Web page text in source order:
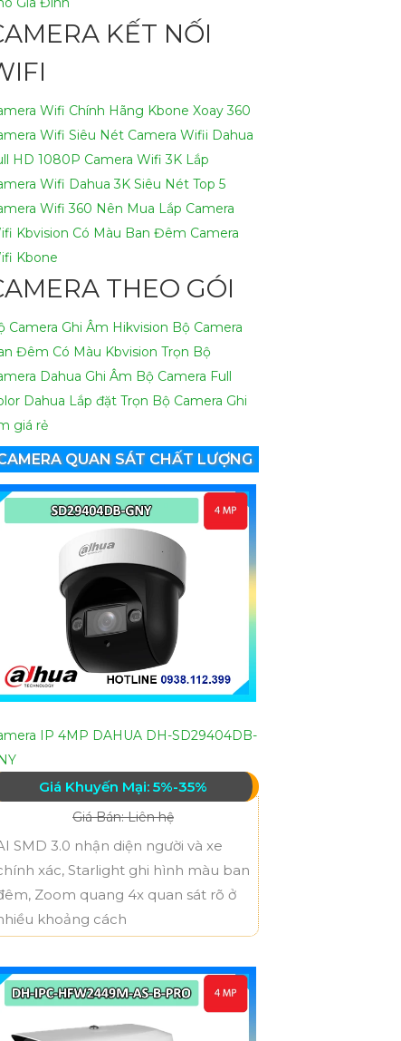
người dùng dễ dàng quản lý không gian
giúp bạn sở hữu hệ thống camera wifi tối
KẾT NỐI
Wifi Chính Hãng Kbone Xoay 360
Wifi Siêu Nét Camera Wifii Dahua
HD 1080P Camera Wifi 3K Lắp
Wifi Dahua 3K Siêu Nét Top 5
Wifi 360 Nên Mua Lắp Camera
Kbvision Có Màu Ban Đêm Camera
Kbone
THEO GÓI
Camera Ghi Âm Hikvision Bộ Camera
Đêm Có Màu Kbvision Trọn Bộ
Dahua Ghi Âm Bộ Camera Full
Dahua Lắp đặt Trọn Bộ Camera Ghi
giá rẻ
QUAN SÁT CHẤT LƯỢNG
IP 4MP DAHUA DH-SD29404DB-
Giá Khuyến Mại: 5%-35%
Giá Bán: Liên hệ
SMD 3.0 nhận diện người và xe
xác, Starlight ghi hình màu ban
Zoom quang 4x quan sát rõ ở
khoảng cách